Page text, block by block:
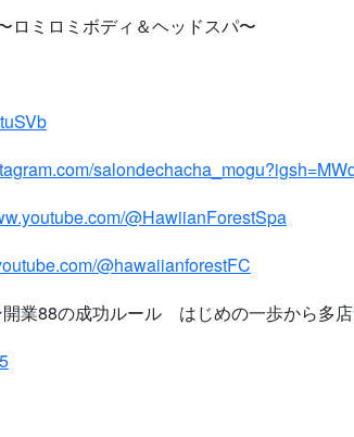
ロミロミボディ＆ヘッドスパ〜
@HawiianForestSpa
@hawaiianforestFC
業88の成功ルール はじめの一歩から多店